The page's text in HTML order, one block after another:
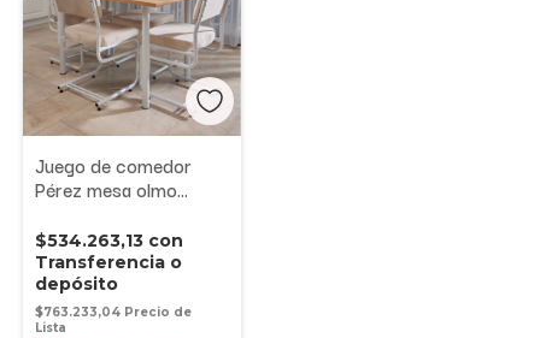
Juego de comedor
Pérez mesa olmo
$763.233,04
$534.263,13 con
Transferencia o
depósito